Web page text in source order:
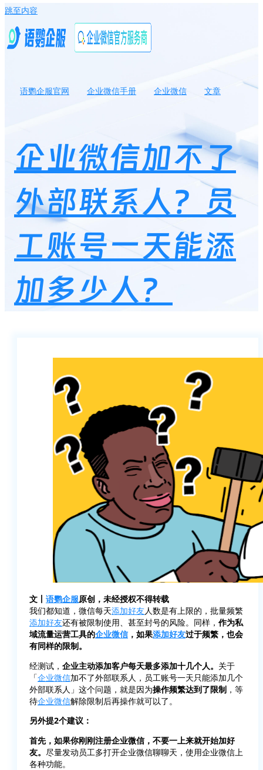
跳至内容
语鹦企服官网 企业微信手册 企业微信
文章
企业微信加不了
外部联系人？员
工账号一天能添
加多少人？
文丨 语鹦企服原创，未经授权不得转载
我们都知道，微信每天添加好友人数是有上限的，批量频繁
添加好友还有被限制使用、甚至封号的风险。同样， 作为私
域流量运营工具的企业微信，如果添加好友过于频繁，也会
有同样的限制。
经测试， 企业主动添加客户每天最多添加十几个人。 关于
「企业微信加不了外部联系人，员工账号一天只能添加几个
外部联系人」这个问题，就是因为操作频繁达到了限制 ，等
待企业微信解除限制后再操作就可以了。
另外提2个建议：
首先，如果你刚刚注册企业微信，不要一上来就开始加好
友。 尽量发动员工多打开企业微信聊聊天，使用企业微信上
各种功能。